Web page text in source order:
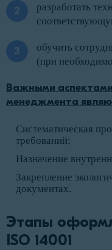
разработать
обучить
(при
Важными аспектами
менеджмента
Систематическая
требований;
Назначение
Закрепление
документах.
Этапы
ISO 14001